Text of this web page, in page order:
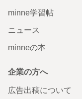
minne学習帖
ニュース
minneの本
企業の方へ
広告出稿について